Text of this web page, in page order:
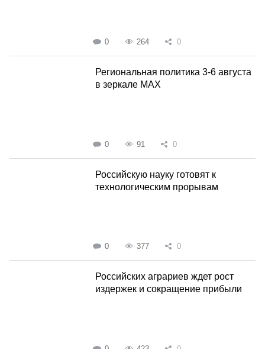
0 264 0
Региональная политика 3-6 августа
в зеркале MAX
0 91 0
Российскую науку готовят к
технологическим прорывам
0 377 0
Российских аграриев ждет рост
издержек и сокращение прибыли